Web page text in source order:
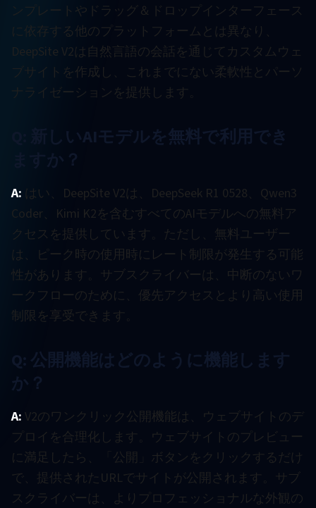
ンプレートやドラッグ＆ドロップインターフェース
に依存する他のプラットフォームとは異なり、
DeepSite V2は自然言語の会話を通じてカスタムウェ
ブサイトを作成し、これまでにない柔軟性とパーソ
ナライゼーションを提供します。
Q: 新しいAIモデルを無料で利用でき
ますか？
A: はい、DeepSite V2は、DeepSeek R1 0528、Qwen3
Coder、Kimi K2を含むすべてのAIモデルへの無料ア
クセスを提供しています。ただし、無料ユーザー
は、ピーク時の使用時にレート制限が発生する可能
性があります。サブスクライバーは、中断のないワ
ークフローのために、優先アクセスとより高い使用
制限を享受できます。
Q: 公開機能はどのように機能します
か？
A: V2のワンクリック公開機能は、ウェブサイトのデ
プロイを合理化します。ウェブサイトのプレビュー
に満足したら、「公開」ボタンをクリックするだけ
で、提供されたURLでサイトが公開されます。サブ
スクライバーは、よりプロフェッショナルな外観の